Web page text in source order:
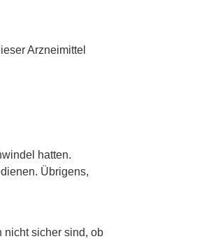
Arzneimittel
hatten.
Übrigens,
nicht sicher sind, ob